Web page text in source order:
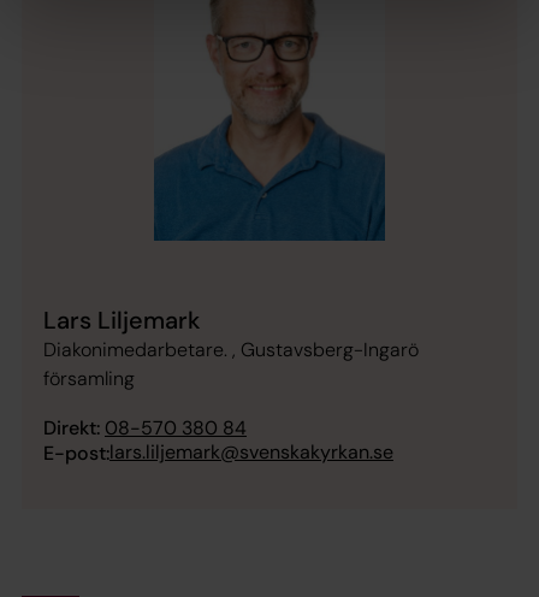
Lars Liljemark
Diakonimedarbetare. , Gustavsberg-Ingarö
församling
Direkt: 08-570 380 84
E-post:lars.liljemark@svenskakyrkan.se